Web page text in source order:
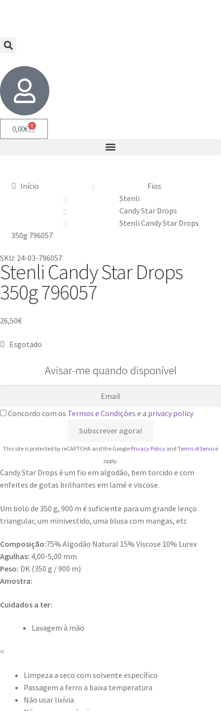
0,00€ 0
Início
Fios
Stenli
Candy Star Drops
Stenli Candy Star Drops
350g 796057
SKU: 24-03-796057
Stenli Candy Star Drops
350g 796057
26,50€
Esgotado
Avisar-me quando disponível
Concordo com os Termos e Condições e a privacy policy
This site is protected by reCAPTCHA and the Google Privacy Policy and Terms of Service
apply.
Candy Star Drops é um fio em algodão, bem torcido e com
enfeites de gotas brilhantes em lamé e viscose.
Um bolo de 350 g, 900 m é suficiente para um grande lenço
triangular, um minivestido, uma blusa com mangas, etc
Composição:75% Algodão Natural 15% Viscose 10% Lurex
Agulhas: 4,00-5,00 mm
Peso: DK (350 g / 900 m)
Amostra:
Cuidados a ter:
Lavagem à mão
<
Limpeza a seco com solvente específico
Passagem a ferro a baixa temperatura
Não usar lixívia